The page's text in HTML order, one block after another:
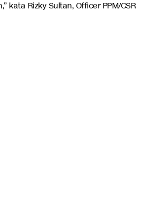
kata Rizky Sultan, Officer PPM/CSR